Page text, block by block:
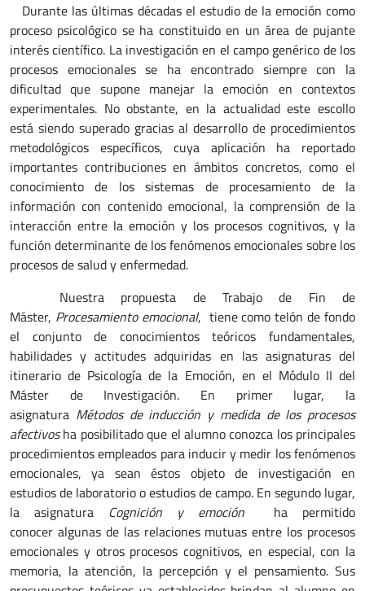
Durante las últimas décadas el estudio de la emoción como
proceso psicológico se ha constituido en un área de pujante
interés científico. La investigación en el campo genérico de los
procesos emocionales se ha encontrado siempre con la
dificultad que supone manejar la emoción en contextos
experimentales. No obstante, en la actualidad este escollo
está siendo superado gracias al desarrollo de procedimientos
metodológicos específicos, cuya aplicación ha reportado
importantes contribuciones en ámbitos concretos, como el
conocimiento de los sistemas de procesamiento de la
información con contenido emocional, la comprensión de la
interacción entre la emoción y los procesos cognitivos, y la
función determinante de los fenómenos emocionales sobre los
procesos de salud y enfermedad.
Nuestra propuesta de Trabajo de Fin de
Máster, Procesamiento emocional, tiene como telón de fondo
el conjunto de conocimientos teóricos fundamentales,
habilidades y actitudes adquiridas en las asignaturas del
itinerario de Psicología de la Emoción, en el Módulo II del
Máster de Investigación. En primer lugar, la
asignatura Métodos de inducción y medida de los procesos
afectivosha posibilitado que el alumno conozca los principales
procedimientos empleados para inducir y medir los fenómenos
emocionales, ya sean éstos objeto de investigación en
estudios de laboratorio o estudios de campo. En segundo lugar,
la asignatura Cognición y emoción ha permitido
conocer algunas de las relaciones mutuas entre los procesos
emocionales y otros procesos cognitivos, en especial, con la
memoria, la atención, la percepción y el pensamiento. Sus